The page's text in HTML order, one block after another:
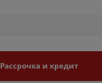
Рассрочка и кредит